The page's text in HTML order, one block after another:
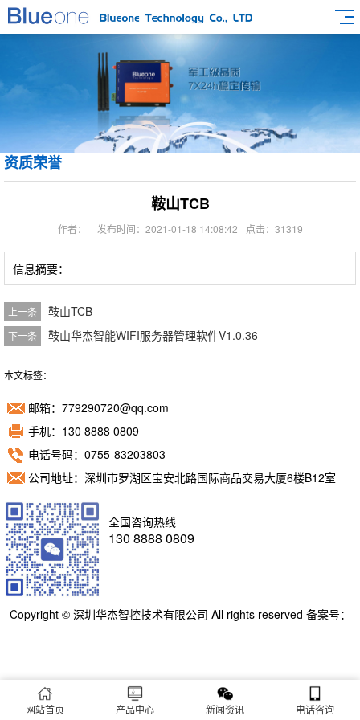
资质荣誉
鞍山TCB
作者： 发布时间：2021-01-18 14:08:42 点击：31319
信息摘要：
上一条 鞍山TCB
下一条 鞍山华杰智能WIFI服务器管理软件V1.0.36
本文标签：
邮箱：779290720@qq.com
手机：130 8888 0809
电话号码：0755-83203803
公司地址：深圳市罗湖区宝安北路国际商品交易大厦6楼B12室
全国咨询热线
130 8888 0809
Copyright © 深圳华杰智控技术有限公司 All rights reserved 备案号：
网站首页 产品中心 新闻资讯 电话咨询